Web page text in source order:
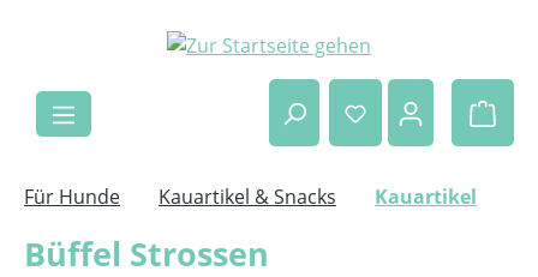
Zum Hauptinhalt springen
Für Hunde Kauartikel & Snacks Kauartikel
Büffel Strossen